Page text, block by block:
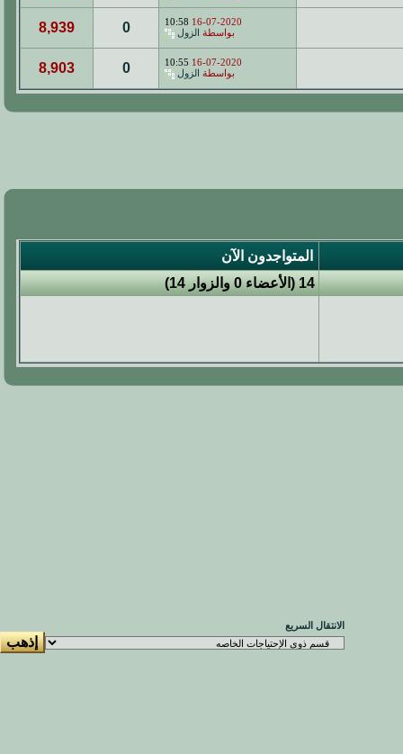
16-07-2020
10:58
بواسطة
الزول 0
8,939
16-07-2020
10:55
بواسطة
الزول 0
8,903
المتواجدون الآن
14 (الأعضاء 0 والزوار 14)
الانتقال السريع